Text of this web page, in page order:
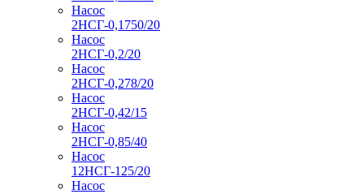
Насос
2НСГ-0,1750/20
Насос
2НСГ-0,2/20
Насос
2НСГ-0,278/20
Насос
2НСГ-0,42/15
Насос
2НСГ-0,85/40
Насос
12НСГ-125/20
Насос